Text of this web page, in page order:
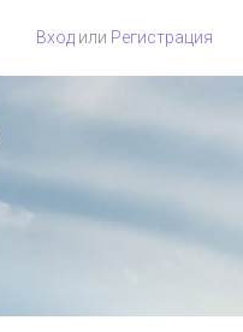
Вход или Регистрация